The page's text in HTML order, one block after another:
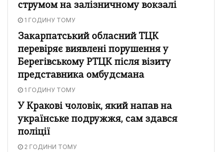
струмом на залізничному вокзалі
1 ГОДИНУ ТОМУ
Закарпатський обласний ТЦК
перевіряє виявлені порушення у
Берегівському РТЦК після візиту
представника омбудсмана
1 ГОДИНУ ТОМУ
У Кракові чоловік, який напав на
українське подружжя, сам здався
поліції
2 ГОДИНИ ТОМУ